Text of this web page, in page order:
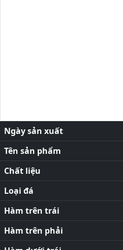
Ngày sản xuất
Tên sản phẩm
Chất liệu
Loại đá
Hàm trên trái
Hàm trên phải